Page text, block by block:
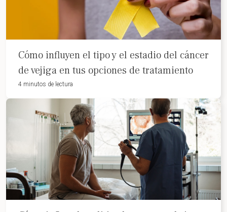
Cómo influyen el tipo y el estadio del cáncer
de vejiga en tus opciones de tratamiento
4 minutos de lectura